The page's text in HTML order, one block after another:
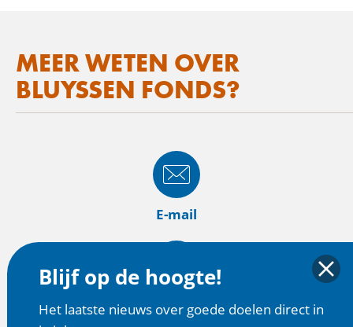
MEER WETEN OVER
BLUYSSEN FONDS?
E-mail
Website
Blijf op de hoogte!
Het laatste nieuws over goede doelen direct in